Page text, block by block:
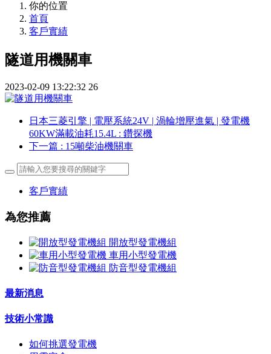
你的位置
首頁
客戶實績
隧道用機關車
2023-02-09 13:22:32 26
日本三菱引擎 | 電壓系統24V | 渦輪增壓進氣 | 發電機
60KW滿載油耗15.4L : 鑽探機
下一篇 : 15噸柴油機關車
客戶實績
為您推薦
開放型發電機組
車用小型發電機
防音型發電機組
最新消息
技術小常識
如何挑選發電機